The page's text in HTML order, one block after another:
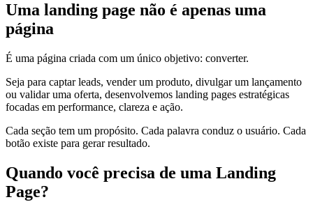
Uma landing page não é apenas uma
página
É uma página criada com um único objetivo: converter.
Seja para captar leads, vender um produto, divulgar um lançamento
ou validar uma oferta, desenvolvemos landing pages estratégicas
focadas em performance, clareza e ação.
Cada seção tem um propósito. Cada palavra conduz o usuário. Cada
botão existe para gerar resultado.
Quando você precisa de uma Landing
Page?